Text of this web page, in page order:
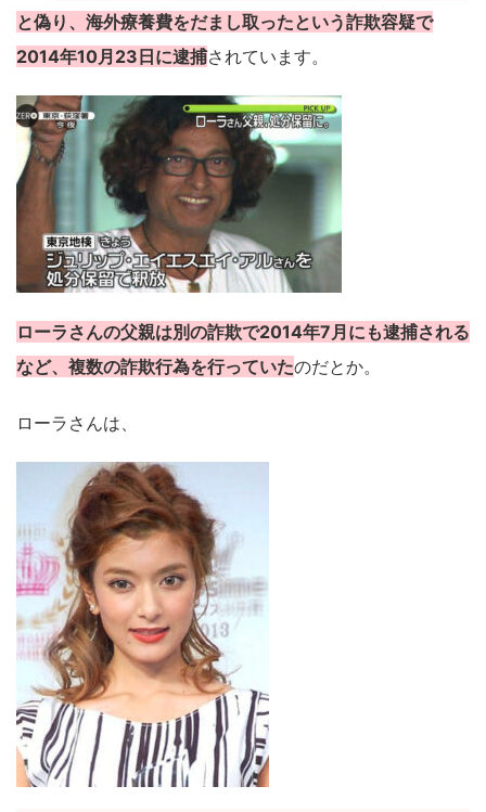
と偽り、海外療養費をだまし取ったという詐欺容疑で
2014年10月23日に逮捕されています。
ローラさんの父親は別の詐欺で2014年7月にも逮捕される
など、複数の詐欺行為を行っていたのだとか。
ローラさんは、